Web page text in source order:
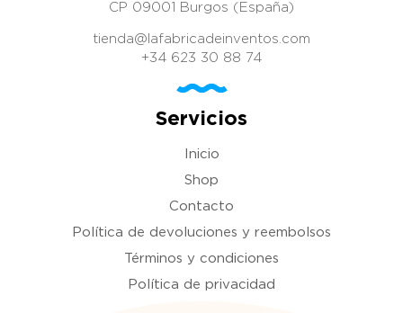
CP 09001 Burgos (España)
tienda@lafabricadeinventos.com
+34 623 30 88 74
Servicios
Inicio
Shop
Contacto
Política de devoluciones y reembolsos
Términos y condiciones
Política de privacidad